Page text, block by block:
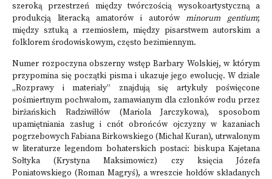
szeroką przestrzeń między twórczością wysokoartystyczną a
produkcją literacką amatorów i autorówminorum gentium;
między sztuką a rzemiosłem, między pisarstwem autorskim a
folklorem środowiskowym, często bezimiennym.
Numer rozpoczyna obszerny wstęp Barbary Wolskiej, w którym
przypomina się początki pisma i ukazuje jego ewolucję. W dziale
„Rozprawy i materiały” znajdują się artykuły poświęcone
pośmiertnym pochwałom, zamawianym dla członków rodu przez
birżańskich Radziwiłłów (Mariola Jarczykowa), sposobom
upamiętniania zasług i cnót obrońców ojczyzny w kazaniach
pogrzebowych Fabiana Birkowskiego (Michał Kuran), utrwalonym
w literaturze legendom bohaterskich postaci: biskupa Kajetana
Sołtyka (Krystyna Maksimowicz) czy księcia Józefa
Poniatowskiego (Roman Magryś), a wreszcie hołdów składanych